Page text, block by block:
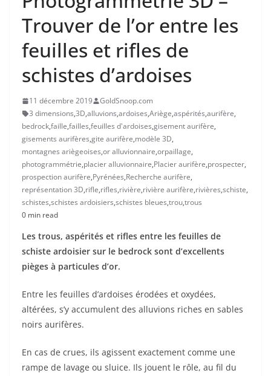
Trouver de l’or entre les
feuilles et rifles de
schistes d’ardoises
11 décembre 2019
GoldSnoop.com
3 dimensions,3D,alluvions,ardoises,Ariège,aspérités,aurifère,
bedrock,faille,failles,feuilles d'ardoises,gisement aurifère,
gisements aurifères,gite aurifère,modèle 3D,
montagnes ariègeoises,or alluvionnaire,orpaillage,
photogrammétrie,placier alluvionnaire,Placier aurifère,prospecter,
prospection aurifère,Pyrénées,Recherche aurifère,
représentation 3D,rifle,rifles,rivière,rivière aurifère,rivières,schiste,
schistes,schistes ardoisiers,schistes bleues,trou,trous
0 min read
Les trous, aspérités et rifles entre les feuilles de
schiste ardoisier sur le bedrock sont d’excellents
pièges à particules d’or.
Entre les feuilles d’ardoises érodées et oxydées,
altérées, s’y accumulent des alluvions riches en sables
noirs aurifères.
En cas de crues, ils agissent exactement comme une
rampe de lavage ou sluice. Ils jouent le rôle, au fil du